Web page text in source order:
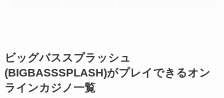
ビッグバススプラッシュ
(BIGBASSSPLASH)がプレイできるオン
ラインカジノ一覧